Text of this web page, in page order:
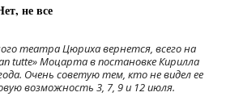
не все
театра Цюриха вернется, всего на
tutte» Моцарта в постановке Кирилла
Очень советую тем, кто не видел ее
возможность 3, 7, 9 и 12 июля.